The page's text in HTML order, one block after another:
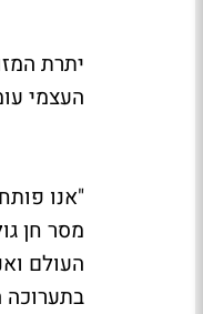
העצמי עומד על כ-128מיליון דולר, נכון
מסר חן
העולם